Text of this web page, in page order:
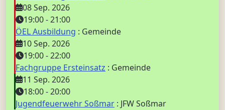
08 Sep. 2026
19:00-21:00
ÖEL Ausbildung : Gemeinde
10 Sep. 2026
19:00-22:00
Fachgruppe Ersteinsatz : Gemeinde
11 Sep. 2026
18:00-20:00
Jugendfeuerwehr Soßmar : JFW Soßmar